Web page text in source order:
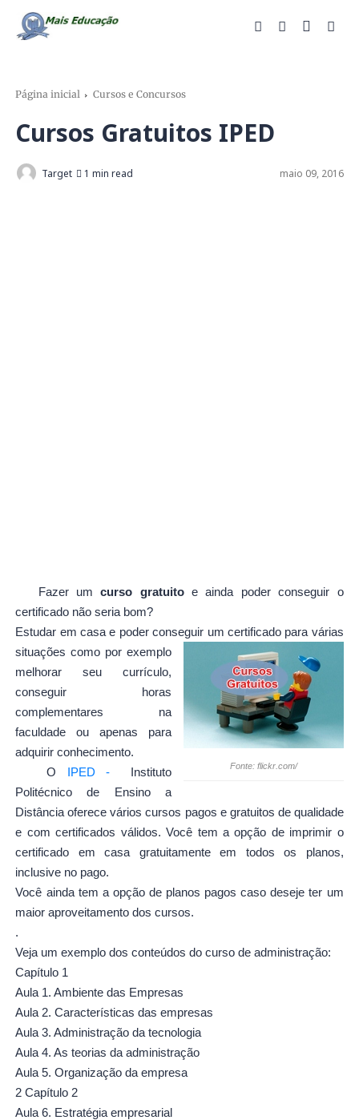
Página inicial Cursos e Concursos
Cursos Gratuitos IPED
Target 1 min read maio 09, 2016
Fazer umcurso gratuitoe ainda poder conseguir o
certificado não seria bom?
Estudar em casa e poder conseguir um certificado para várias
situações como por exemplo
Fonte: flickr.com/
melhorar seu currículo,
conseguir horas
complementares na
faculdade ou apenas para
adquirir conhecimento.
O IPED -Instituto
Politécnico de Ensino a
Distância oferece vários cursos pagos e gratuitos de qualidade
e com certificados válidos. Você tem a opção de imprimir o
certificado em casa gratuitamente em todos os planos,
inclusive no pago.
Você ainda tem a opção de planos pagos caso deseje ter um
maior aproveitamento dos cursos.
.
Veja um exemplo dos conteúdos do curso de administração:
Capítulo 1
Aula 1. Ambiente das Empresas
Aula 2. Características das empresas
Aula 3. Administração da tecnologia
Aula 4. As teorias da administração
Aula 5. Organização da empresa
2 Capítulo 2
Aula 6. Estratégia empresarial